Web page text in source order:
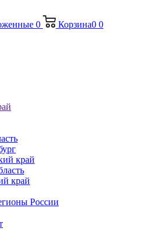
0 Корзина0 0
край
край
России